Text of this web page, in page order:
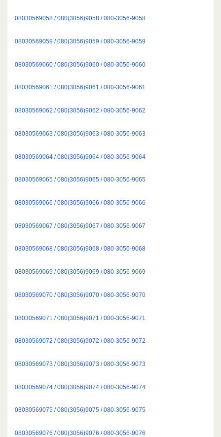
08030569058 / 080(3056)9058 / 080-3056-9058
08030569059 / 080(3056)9059 / 080-3056-9059
08030569060 / 080(3056)9060 / 080-3056-9060
08030569061 / 080(3056)9061 / 080-3056-9061
08030569062 / 080(3056)9062 / 080-3056-9062
08030569063 / 080(3056)9063 / 080-3056-9063
08030569064 / 080(3056)9064 / 080-3056-9064
08030569065 / 080(3056)9065 / 080-3056-9065
08030569066 / 080(3056)9066 / 080-3056-9066
08030569067 / 080(3056)9067 / 080-3056-9067
08030569068 / 080(3056)9068 / 080-3056-9068
08030569069 / 080(3056)9069 / 080-3056-9069
08030569070 / 080(3056)9070 / 080-3056-9070
08030569071 / 080(3056)9071 / 080-3056-9071
08030569072 / 080(3056)9072 / 080-3056-9072
08030569073 / 080(3056)9073 / 080-3056-9073
08030569074 / 080(3056)9074 / 080-3056-9074
08030569075 / 080(3056)9075 / 080-3056-9075
08030569076 / 080(3056)9076 / 080-3056-9076